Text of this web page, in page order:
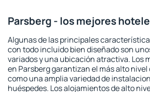
Parsberg - los mejores
Algunas de las principales
con todo incluido bien diseñado son
variados y una ubicación atractiva. Los
en Parsberg garantizan el más alto nivel
como una amplia variedad de
huéspedes. Los alojamientos de alto